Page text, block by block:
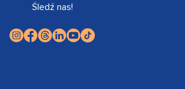
Śledź nas!